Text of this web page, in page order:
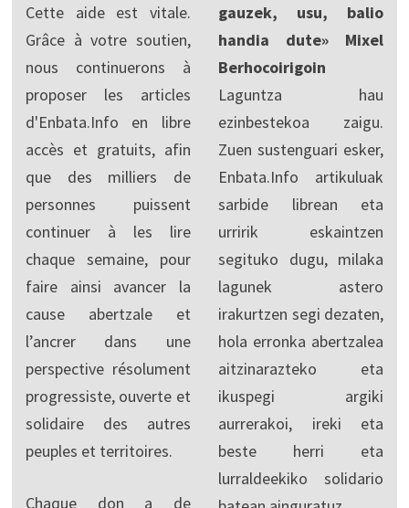
Cette aide est vitale.
Grâce à votre soutien,
nous continuerons à
proposer les articles
d'Enbata.Info en libre
accès et gratuits, afin
que des milliers de
personnes puissent
continuer à les lire
chaque semaine, pour
faire ainsi avancer la
cause abertzale et
l’ancrer dans une
perspective résolument
progressiste, ouverte et
solidaire des autres
peuples et territoires.
Chaque don a de
gauzek, usu, balio
handia dute» Mixel
Berhocoirigoin
Laguntza hau
ezinbestekoa zaigu.
Zuen sustenguari esker,
Enbata.Info artikuluak
sarbide librean eta
urririk eskaintzen
segituko dugu, milaka
lagunek astero
irakurtzen segi dezaten,
hola erronka abertzalea
aitzinarazteko eta
ikuspegi argiki
aurrerakoi, ireki eta
beste herri eta
lurraldeekiko solidario